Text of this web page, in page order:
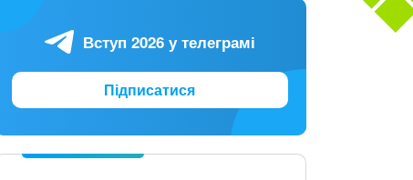
Вступ 2026 у телеграмі
Підписатися